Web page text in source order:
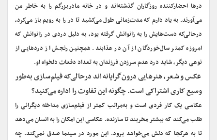
در‌ها احضار‌کننده روزگاران گذشته‌اند و در خانه مادربزرگم را به خاطر من
می‌آورند. به یاد دارم که مدت‌زمانی طول می‌کشید تا در را به رویم باز می‌کرد،
درحالی‌که دست‌هایش را به زانوانش گرفته بود، به دلیل دردی در زانوانش که
امروزه کمتر سال‌خوردگان از آن در عذابند. همچنین رنجش از دردهایی از
نوعی دیگر، شاید درد عدم سرزدن فرزندان به تعداد دفعات دلخواه او.
‌عکس و شعر، هنرهایی درون‌گرایانه‌اند درحالی‌که فیلم‌سازی به‌طور
وسیع کاری اشتراکی است. چگونه این تفاوت را اداره می‌کنید؟
عکاسی یک کار فردی است و به‌مراتب کمتر از فیلم‌سازی مداخله دیگرانی را
طلب می‌کند که بیشتر مخربند تا سازنده. عکاسی این امکان را به انسان می‌دهد
تا به هرکجا که دلش می‌خواهد برود. این مورد در سینما صدق نمی‌کند. چه